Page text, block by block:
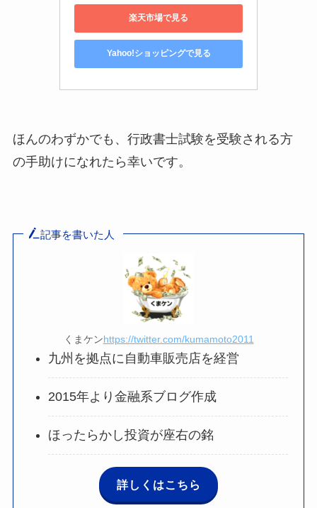
楽天市場で見る
Yahoo!ショッピングで見る
ほんのわずかでも、行政書士試験を受験される方
の手助けになれたら幸いです。
記事を書いた人
くまケンhttps://twitter.com/kumamoto2011
九州を拠点に自動車販売店を経営
2015年より金融系ブログ作成
ほったらかし投資が座右の銘
詳しくはこちら